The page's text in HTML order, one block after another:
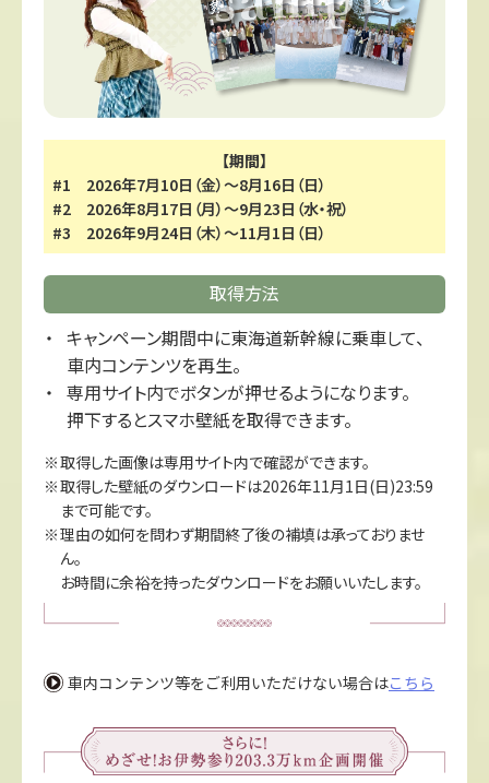
【期間】
#1 2026年7月10日（金）～8月16日（日）
#2 2026年8月17日（月）～9月23日（水・祝）
#3 2026年9月24日（木）～11月1日（日）
取得方法
キャンペーン期間中に東海道新幹線に乗車して、
車内コンテンツを再生。
専用サイト内でボタンが押せるようになります。
押下するとスマホ壁紙を取得できます。
取得した画像は専用サイト内で確認ができます。
取得した壁紙のダウンロードは2026年11月1日(日)23:59
まで可能です。
理由の如何を問わず期間終了後の補填は承っておりませ
ん。
お時間に余裕を持ったダウンロードをお願いいたします。
車内コンテンツ等をご利用いただけない場合はこちら